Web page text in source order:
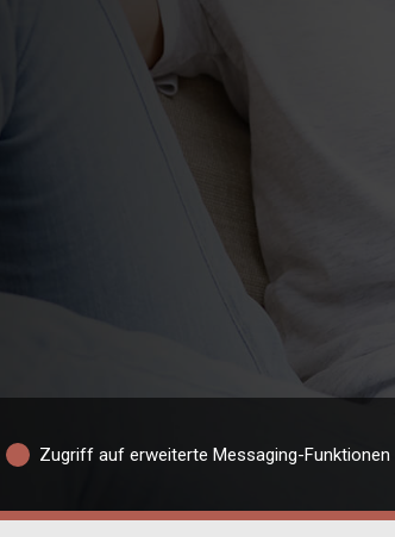
Zugriff auf erweiterte Messaging-Funktionen